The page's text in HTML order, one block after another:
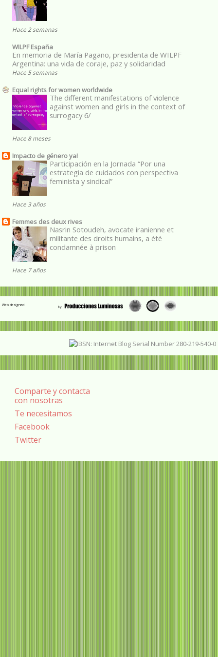
Hace 2 semanas
WILPF España
En memoria de María Pagano, presidenta de WILPF
Argentina: una vida de coraje, paz y solidaridad
Hace 5 semanas
Equal rights for women worldwide
The different manifestations of violence
against women and girls in the context of
surrogacy 6/
Hace 8 meses
Impacto de género ya!
Participación en la Jornada “Por una
estrategia de cuidados con perspectiva
feminista y sindical”
Hace 3 años
Femmes des deux rives
Nasrin Sotoudeh, avocate iranienne et
militante des droits humains, a été
condamnée à prison
Hace 7 años
Web designed
Comparte y contacta
con nosotras
Te necesitamos
Facebook
Twitter